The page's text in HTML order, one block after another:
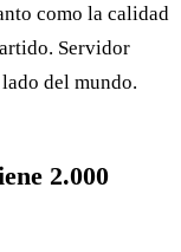
como la calidad
Servidor
del mundo.
2.000